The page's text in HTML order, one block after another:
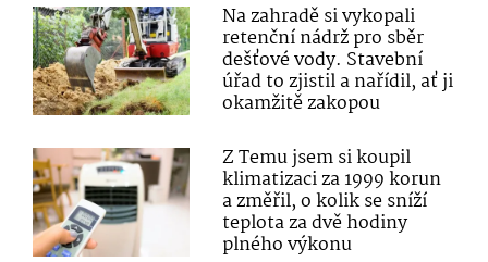
Na zahradě si vykopali
retenční nádrž pro sběr
dešťové vody. Stavební
úřad to zjistil a nařídil, ať ji
okamžitě zakopou
Z Temu jsem si koupil
klimatizaci za 1999 korun
a změřil, o kolik se sníží
teplota za dvě hodiny
plného výkonu